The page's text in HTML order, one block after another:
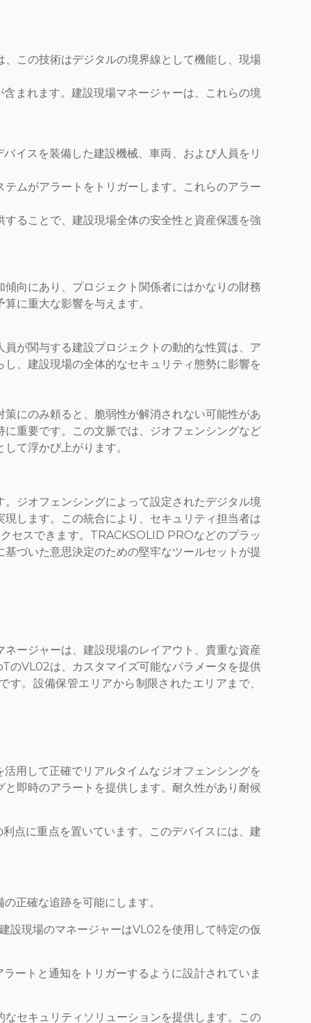
この技術はデジタルの境界線として機能し、現場
まれます。建設現場マネージャーは、これらの境
イスを装備した建設機械、車両、および人員をリ
ムがアラートをトリガーします。これらのアラー
ることで、建設現場全体の安全性と資産保護を強
向にあり、プロジェクト関係者にはかなりの財務
に重大な影響を与えます。
が関与する建設プロジェクトの動的な性質は、ア
、建設現場の全体的なセキュリティ態勢に影響を
にのみ頼ると、脆弱性が解消されない可能性があ
重要です。この文脈では、ジオフェンシングなど
て浮かび上がります。
ジオフェンシングによって設定されたデジタル境
します。この統合により、セキュリティ担当者は
セスできます。TRACKSOLID PROなどのプラッ
づいた意思決定のための堅牢なツールセットが提
ージャーは、建設現場のレイアウト、貴重な資産
のVL02は、カスタマイズ可能なパラメータを提供
。設備保管エリアから制限されたエリアまで、
用して正確でリアルタイムなジオフェンシングを
即時のアラートを提供します。耐久性があり耐候
点に重点を置いています。このデバイスには、建
正確な追跡を可能にします。
設現場のマネージャーはVL02を使用して特定の仮
ートと通知をトリガーするように設計されていま
セキュリティソリューションを提供します。この